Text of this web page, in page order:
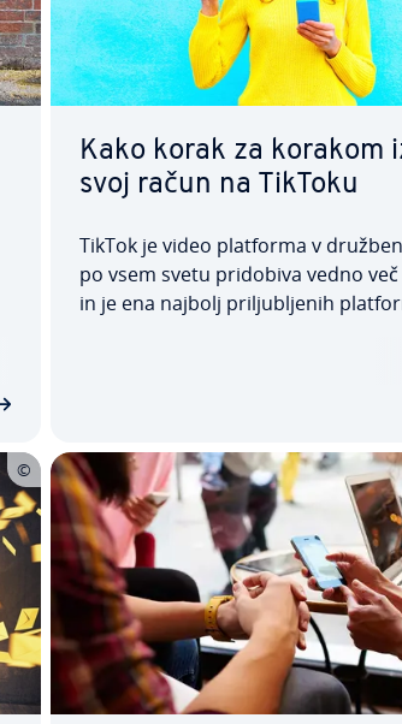
Kako korak za korakom
svoj račun na TikToku
TikTok je video platforma v
po vsem svetu pridobiva vedno
in je ena najbolj pri­lju­blje­nih
vsakogar, zato lahko, če želite